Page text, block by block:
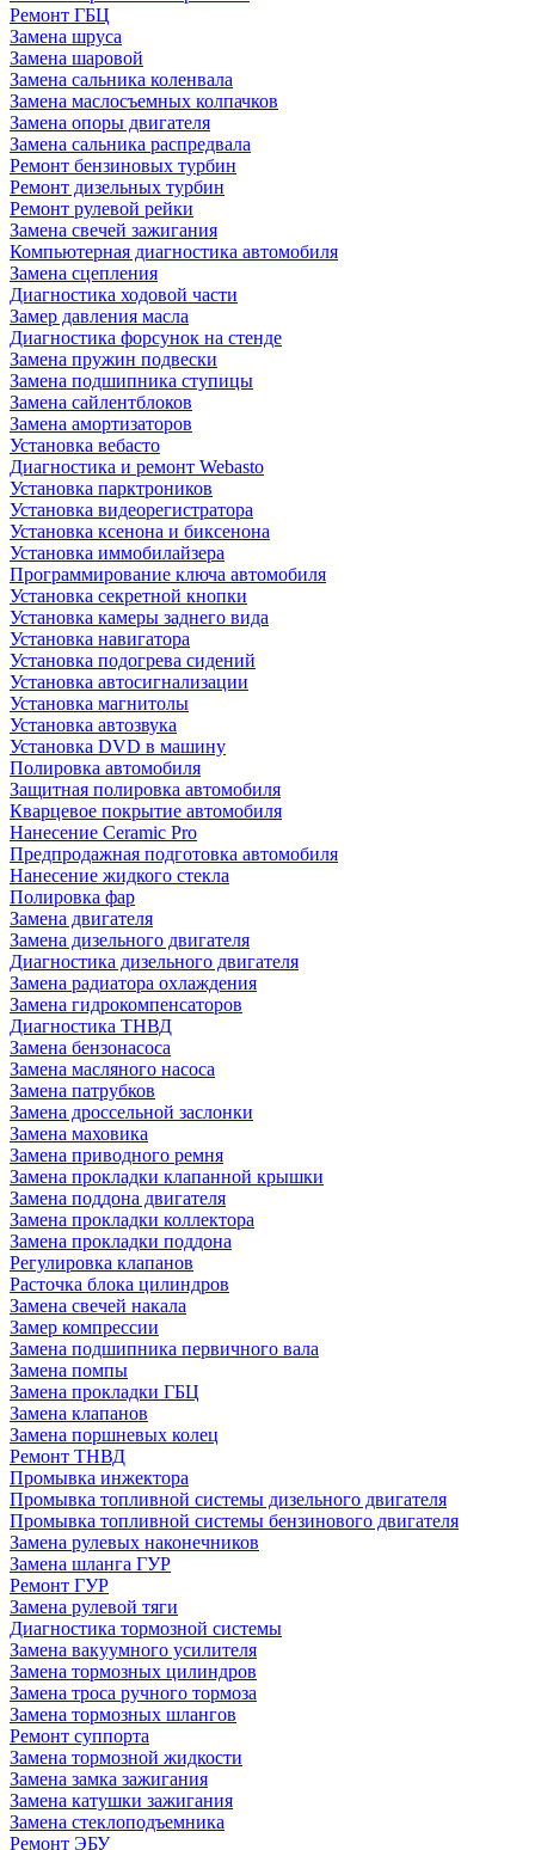
Ремонт ГБЦ
Замена шруса
Замена шаровой
Замена сальника коленвала
Замена маслосъемных колпачков
Замена опоры двигателя
Замена сальника распредвала
Ремонт бензиновых турбин
Ремонт дизельных турбин
Ремонт рулевой рейки
Замена свечей зажигания
Компьютерная диагностика автомобиля
Замена сцепления
Диагностика ходовой части
Замер давления масла
Диагностика форсунок на стенде
Замена пружин подвески
Замена подшипника ступицы
Замена сайлентблоков
Замена амортизаторов
Установка вебасто
Диагностика и ремонт Webasto
Установка парктроников
Установка видеорегистратора
Установка ксенона и биксенона
Установка иммобилайзера
Программирование ключа автомобиля
Установка секретной кнопки
Установка камеры заднего вида
Установка навигатора
Установка подогрева сидений
Установка автосигнализации
Установка магнитолы
Установка автозвука
Установка DVD в машину
Полировка автомобиля
Защитная полировка автомобиля
Кварцевое покрытие автомобиля
Нанесение Ceramic Pro
Предпродажная подготовка автомобиля
Нанесение жидкого стекла
Полировка фар
Замена двигателя
Замена дизельного двигателя
Диагностика дизельного двигателя
Замена радиатора охлаждения
Замена гидрокомпенсаторов
Диагностика ТНВД
Замена бензонасоса
Замена масляного насоса
Замена патрубков
Замена дроссельной заслонки
Замена маховика
Замена приводного ремня
Замена прокладки клапанной крышки
Замена поддона двигателя
Замена прокладки коллектора
Замена прокладки поддона
Регулировка клапанов
Расточка блока цилиндров
Замена свечей накала
Замер компрессии
Замена подшипника первичного вала
Замена помпы
Замена прокладки ГБЦ
Замена клапанов
Замена поршневых колец
Ремонт ТНВД
Промывка инжектора
Промывка топливной системы дизельного двигателя
Промывка топливной системы бензинового двигателя
Замена рулевых наконечников
Замена шланга ГУР
Ремонт ГУР
Замена рулевой тяги
Диагностика тормозной системы
Замена вакуумного усилителя
Замена тормозных цилиндров
Замена троса ручного тормоза
Замена тормозных шлангов
Ремонт суппорта
Замена тормозной жидкости
Замена замка зажигания
Замена катушки зажигания
Замена стеклоподъемника
Ремонт ЭБУ